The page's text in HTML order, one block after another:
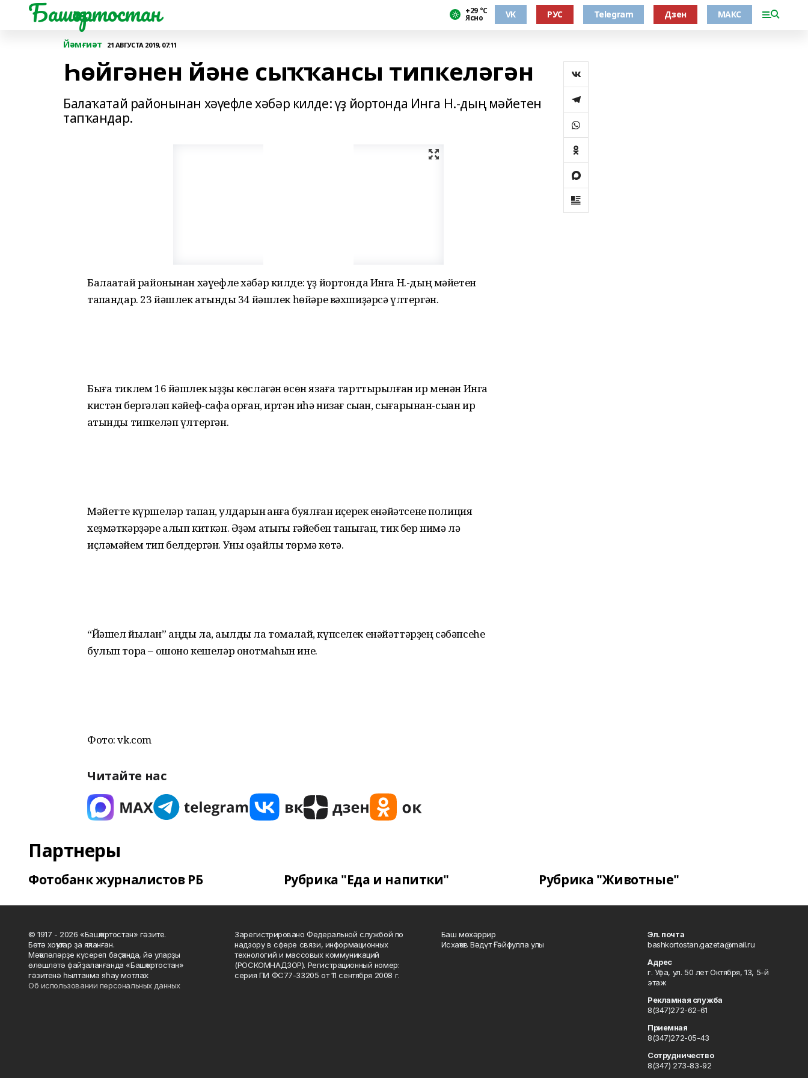
Башҡортостан +29 °С
Ясно VK РУС Telegram Дзен МАКС
Йәмғиәт 21 АВГУСТА 2019, 07:11
Һөйгәнен йәне сыҡҡансы типкеләгән
Балаҡатай районынан хәүефле хәбәр килде: үҙ йортонда Инга Н.-дың мәйетен
тапҡандар.
Балаҡатай районынан хәүефле хәбәр килде: үҙ йортонда Инга Н.-дың мәйетен
тапҡандар. 23 йәшлек ҡатынды 34 йәшлек һөйәре вәхшиҙәрсә үлтергән.
Быға тиклем 16 йәшлек ҡыҙҙы көсләгән өсөн язаға тарттырылған ир менән Инга
кистән бергәләп кәйеф-сафа ҡорған, иртән иһә низағ сыҡҡан, сығарынан-сыҡҡан ир
ҡатынды типкеләп үлтергән.
Мәйетте күршеләр тапҡан, ҡулдарын ҡанға буялған иҫерек енәйәтсене полиция
хеҙмәткәрҙәре алып киткән. Әҙәм аҡтығы ғәйебен таныған, тик бер нимә лә
иҫләмәйем тип белдергән. Уны оҙайлы төрмә көтә.
“Йәшел йылан” аңды ла, аҡылды ла томалай, күпселек енәйәттәрҙең сәбәпсеһе
булып тора – ошоно кешеләр онотмаһын ине.
Фото: vk.com
Читайте нас
Партнеры
Фотобанк журналистов РБ Рубрика "Еда и напитки" Рубрика "Животные"
© 1917 - 2026 «Башҡортостан» гәзите.
Бөтә хоҡуҡтар ҙа яҡланған.
Мәҡәләләрҙе күсереп баҫҡанда, йә уларҙы
өлөшләтә файҙаланғанда «Башҡортостан»
гәзитенә һылтанма яһау мотлаҡ.
Об использовании персональных данных
Зарегистрировано Федеральной службой по
надзору в сфере связи, информационных
технологий и массовых коммуникаций
(РОСКОМНАДЗОР). Регистрационный номер:
серия ПИ ФС77-33205 от 11 сентября 2008 г.
Баш мөхәррир
Исхаҡов Вәдүт Ғәйфулла улы
Эл. почта
bashkortostan.gazeta@mail.ru
Адрес
г. Уфа, ул. 50 лет Октября, 13, 5-й
этаж
Рекламная служба
8(347)272-62-61
Приемная
8(347)272-05-43
Сотрудничество
8(347) 273-83-92